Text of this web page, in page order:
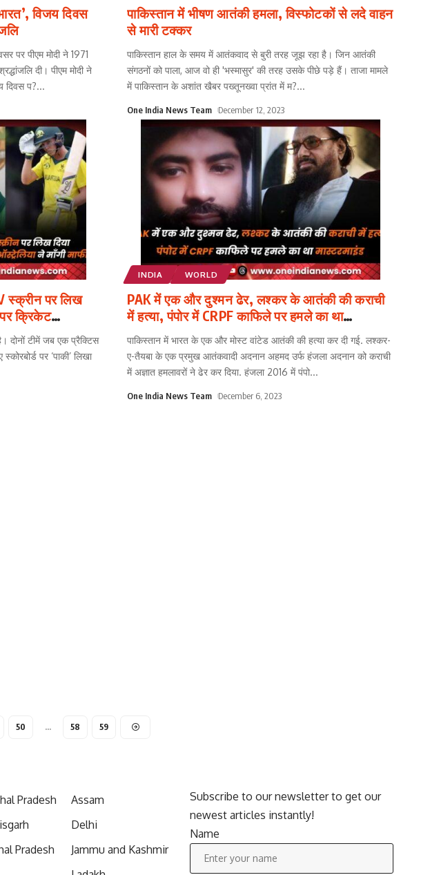
विजय दिवस
पर पीएम मोदी ने 1971
दी। पीएम मोदी ने
दिवस प?...
पाकिस्तान में भीषण आतंकी हमला, विस्फोटकों से लदे वाहन
से मारी टक्कर
पाकिस्तान हाल के समय में आतंकवाद से बुरी तरह जूझ रहा है। जिन आतंकी
संगठनों को पाला, आज वो ही 'भस्मासुर' की तरह उसके पीछे पड़े हैं। ताजा मामले
में पाकिस्तान के अशांत खैबर पख्तूनख्वा प्रांत में म?...
One India News Team December 12, 2023
स्क्रीन पर लिख
पर क्रिकेट
दोनों टीमें जब एक प्रैक्टिस
पर ‘पाकी’ लिखा
INDIA WORLD
PAK में एक और दुश्मन ढेर, लश्कर के आतंकी की कराची
में हत्या, पंपोर में CRPF काफिले पर हमले का था
मास्टरमाइंड
पाकिस्तान में भारत के एक और मोस्ट वांटेड आतंकी की हत्या कर दी गई. लश्कर-
ए-तैयबा के एक प्रमुख आतंकवादी अदनान अहमद उर्फ ​​हंजला अदनान को कराची
में अज्ञात हमलावरों ने ढेर कर दिया. हंजला 2016 में पंपो...
One India News Team December 6, 2023
50 … 58 59
Pradesh
Assam
Delhi
Pradesh
Jammu and Kashmir
Subscribe to our newsletter to get our
newest articles instantly!
Name